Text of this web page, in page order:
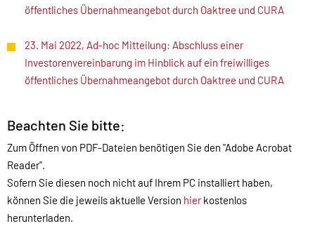
öffentliches Übernahmeangebot durch Oaktree und CURA
23. Mai 2022, Ad-hoc Mitteilung: Abschluss einer
Investorenvereinbarung im Hinblick auf ein freiwilliges
öffentliches Übernahmeangebot durch Oaktree und CURA
Beachten Sie bitte:
Zum Öffnen von PDF-Dateien benötigen Sie den "Adobe Acrobat
Reader".
Sofern Sie diesen noch nicht auf Ihrem PC installiert haben,
können Sie die jeweils aktuelle Version hierkostenlos
herunterladen.